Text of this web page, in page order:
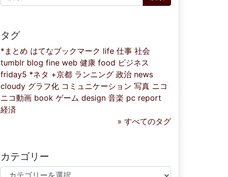
タグ
*まとめ はてなブックマーク life 仕事 社会
tumblr blog fine web 健康 food ビジネス
friday5 *ネタ +京都 ランニング 政治 news
cloudy グラフ化 コミュニケーション 写真 ニコ
ニコ動画 book ゲーム design 音楽 pc report
経済
» すべてのタグ
カテゴリー
カテゴリー